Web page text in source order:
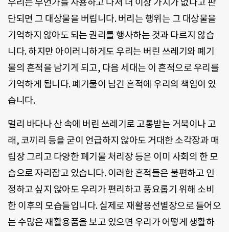
단되면 그 대상물을 버립니다. 버리는 행위는 그 대상물을
기억하지 않아도 되는 권리를 행사하는 것과 다르지 않습
니다. 하지만 아이러니하게도 우리는 버린 쓰레기와 폐기
물의 흔적을 남기게 되고, 다음 세대는 이 흔적으로 우리를
기억하게 됩니다. 폐기물이 남긴 흔적에 우리의 책임이 있
습니다.
멀리 바다나 산 속에 버린 쓰레기로 고통받는 거북이나 고
래, 코끼리 등을 굳이 언급하지 않아도 거대한 소각장과 매
립장 그리고 다양한 폐기물 처리장 등은 이미 사회의 한 모
습으로 자리잡고 있습니다. 이러한 흔적들은 불편하고 인
정하고 싶지 않아도 우리가 편리하고 풍요롭기 위해 소비
한 이후의 모습들입니다. 실제로 재활용선별장으로 들어오
는 수많은 재활용품을 보고 있으면 우리가 어떻게 생활하